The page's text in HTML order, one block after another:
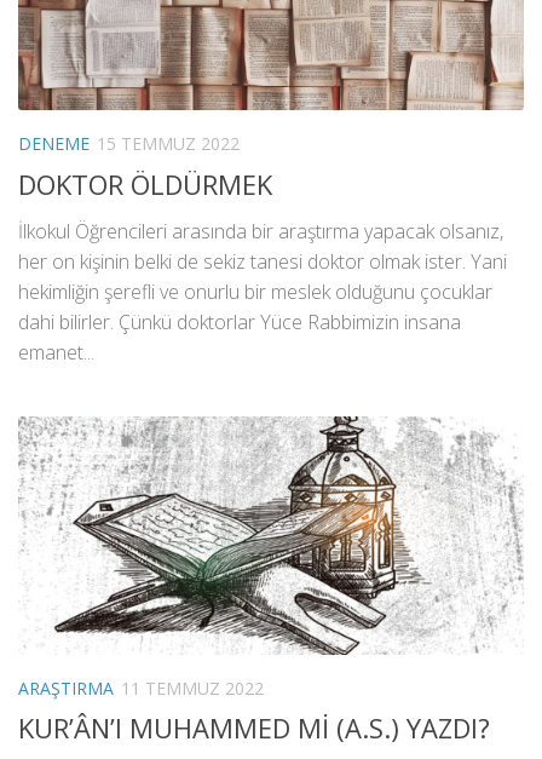
DENEME 15 TEMMUZ 2022
DOKTOR ÖLDÜRMEK
İlkokul Öğrencileri arasında bir araştırma yapacak olsanız,
her on kişinin belki de sekiz tanesi doktor olmak ister. Yani
hekimliğin şerefli ve onurlu bir meslek olduğunu çocuklar
dahi bilirler. Çünkü doktorlar Yüce Rabbimizin insana
emanet...
ARAŞTIRMA 11 TEMMUZ 2022
KUR’ÂN’I MUHAMMED Mİ (A.S.) YAZDI?